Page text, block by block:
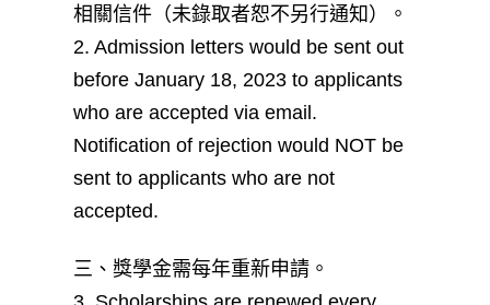
相關信件（未錄取者恕不另行通知）。
2. Admission letters would be sent out
before January 18, 2023 to applicants
who are accepted via email.
Notification of rejection would NOT be
sent to applicants who are not
accepted.
三、獎學金需每年重新申請。